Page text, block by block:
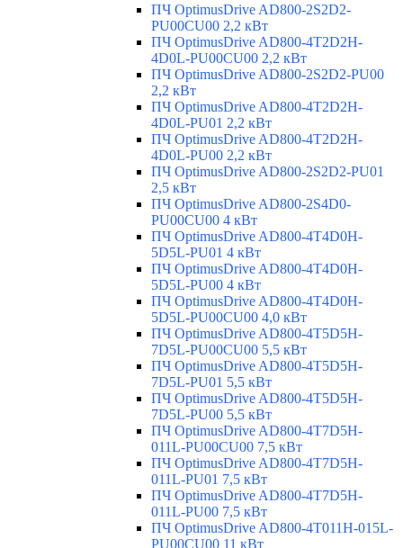
ПЧ OptimusDrive AD800-2S2D2-
PU00CU00 2,2 кВт
ПЧ OptimusDrive AD800-4T2D2H-
4D0L-PU00CU00 2,2 кВт
ПЧ OptimusDrive AD800-2S2D2-PU00
2,2 кВт
ПЧ OptimusDrive AD800-4T2D2H-
4D0L-PU01 2,2 кВт
ПЧ OptimusDrive AD800-4T2D2H-
4D0L-PU00 2,2 кВт
ПЧ OptimusDrive AD800-2S2D2-PU01
2,5 кВт
ПЧ OptimusDrive AD800-2S4D0-
PU00CU00 4 кВт
ПЧ OptimusDrive AD800-4T4D0H-
5D5L-PU01 4 кВт
ПЧ OptimusDrive AD800-4T4D0H-
5D5L-PU00 4 кВт
ПЧ OptimusDrive AD800-4T4D0H-
5D5L-PU00CU00 4,0 кВт
ПЧ OptimusDrive AD800-4T5D5H-
7D5L-PU00CU00 5,5 кВт
ПЧ OptimusDrive AD800-4T5D5H-
7D5L-PU01 5,5 кВт
ПЧ OptimusDrive AD800-4T5D5H-
7D5L-PU00 5,5 кВт
ПЧ OptimusDrive AD800-4T7D5H-
011L-PU00CU00 7,5 кВт
ПЧ OptimusDrive AD800-4T7D5H-
011L-PU01 7,5 кВт
ПЧ OptimusDrive AD800-4T7D5H-
011L-PU00 7,5 кВт
ПЧ OptimusDrive AD800-4T011H-015L-
PU00CU00 11 кВт